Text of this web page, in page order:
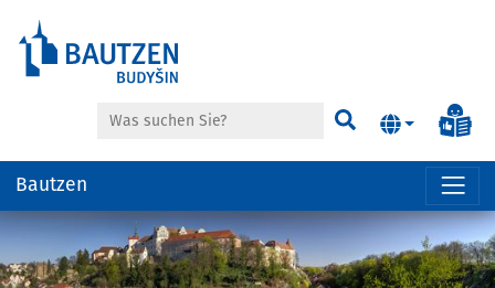
der
anspringen
Suche Suchen
Bautzen